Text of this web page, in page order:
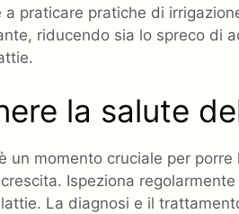
a praticare pratiche di
riducendo sia lo spreco di
la salute
un momento cruciale per
Ispeziona
La diagnosi e il